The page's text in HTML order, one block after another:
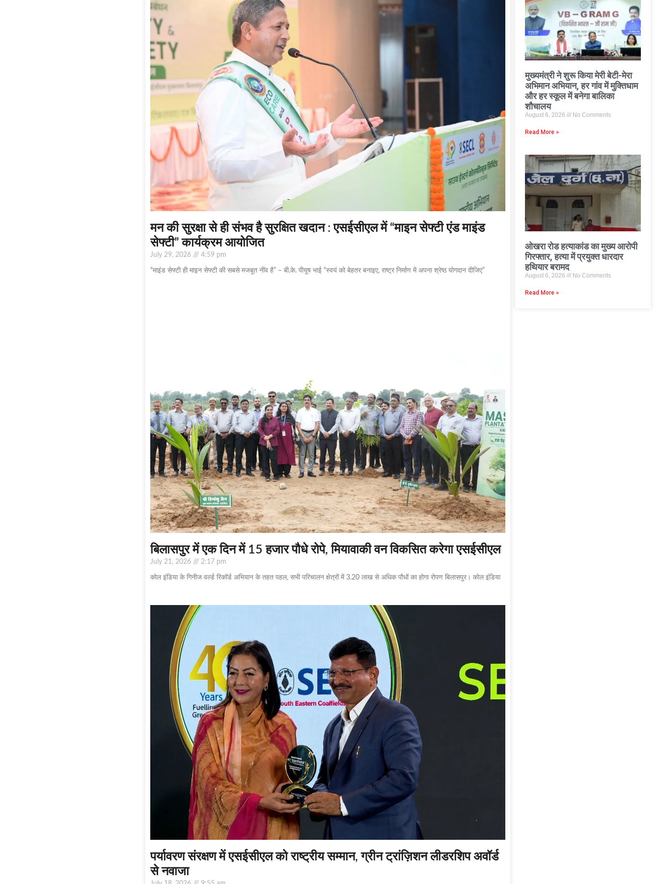
मन की सुरक्षा से ही संभव है सुरक्षित खदान : एसईसीएल में “माइन सेफ्टी एंड माइंड
सेफ्टी” कार्यक्रम आयोजित
July 29, 2026 4:59 pm
“माइंड सेफ्टी ही माइन सेफ्टी की सबसे मजबूत नींव है” – बी.के. पीयूष भाई “स्वयं को बेहतर बनाइए, राष्ट्र निर्माण में अपना श्रेष्ठ योगदान दीजिए”
बिलासपुर में एक दिन में 15 हजार पौधे रोपे, मियावाकी वन विकसित करेगा एसईसीएल
July 21, 2026 2:17 pm
कोल इंडिया के गिनीज वर्ल्ड रिकॉर्ड अभियान के तहत पहल, सभी परिचालन क्षेत्रों में 3.20 लाख से अधिक पौधों का होगा रोपण बिलासपुर। कोल इंडिया
पर्यावरण संरक्षण में एसईसीएल को राष्ट्रीय सम्मान, ग्रीन ट्रांज़िशन लीडरशिप अवॉर्ड
से नवाजा
मुख्यमंत्री ने शुरू किया मेरी बेटी-मेरा
अभिमान अभियान, हर गांव में मुक्तिधाम
और हर स्कूल में बनेगा बालिका
शौचालय
August 6, 2026 No Comments
Read More »
ओखरा रोड हत्याकांड का मुख्य आरोपी
गिरफ्तार, हत्या में प्रयुक्त धारदार
हथियार बरामद
August 6, 2026 No Comments
Read More »